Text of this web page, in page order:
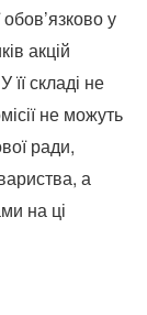
у
акцій
складі не
не можуть
ради,
а
на ці